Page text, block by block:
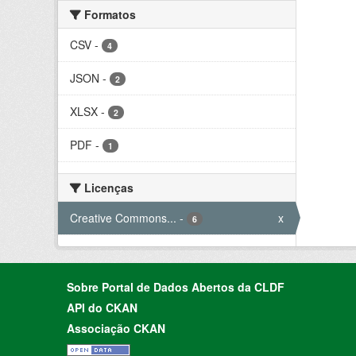
Formatos
CSV - 4
JSON - 2
XLSX - 2
PDF - 1
Licenças
Creative Commons... - 6 x
Sobre Portal de Dados Abertos da CLDF
API do CKAN
Associação CKAN